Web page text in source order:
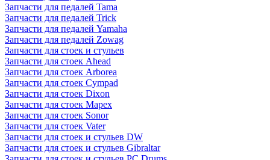
Запчасти для педалей Tama
Запчасти для педалей Trick
Запчасти для педалей Yamaha
Запчасти для педалей Zowag
Запчасти для стоек и стульев
Запчасти для стоек Ahead
Запчасти для стоек Arborea
Запчасти для стоек Cympad
Запчасти для стоек Dixon
Запчасти для стоек Mapex
Запчасти для стоек Sonor
Запчасти для стоек Vater
Запчасти для стоек и стульев DW
Запчасти для стоек и стульев Gibraltar